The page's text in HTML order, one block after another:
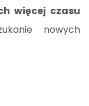
więcej czasu
nowych